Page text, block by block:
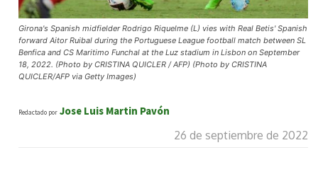
Girona's Spanish midfielder Rodrigo Riquelme (L) vies with Real Betis' Spanish
forward Aitor Ruibal during the Portuguese League football match between SL
Benfica and CS Maritimo Funchal at the Luz stadium in Lisbon on September
18, 2022. (Photo by CRISTINA QUICLER / AFP) (Photo by CRISTINA
QUICLER/AFP via Getty Images)
Redactado por Jose Luis Martin Pavón
26 de septiembre de 2022